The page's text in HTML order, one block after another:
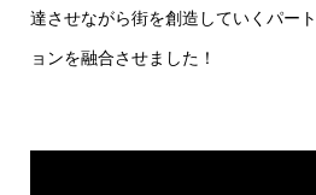
達させながら街を創造していくパー
ョンを融合させました！